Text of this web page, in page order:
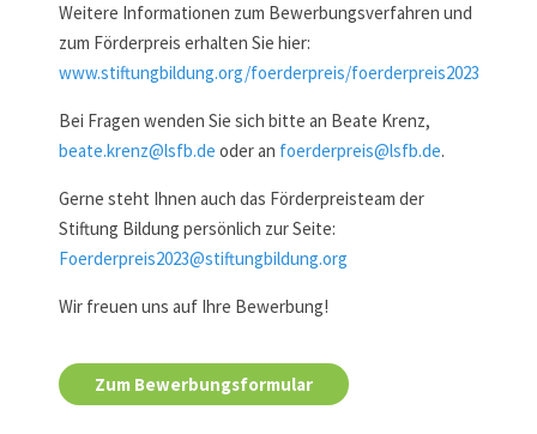
Weitere Informationen zum Bewerbungsverfahren und
zum Förderpreis erhalten Sie hier:
www.stiftungbildung.org/foerderpreis/foerderpreis2023
Bei Fragen wenden Sie sich bitte an Beate Krenz,
beate.krenz@lsfb.de oder an foerderpreis@lsfb.de.
Gerne steht Ihnen auch das Förderpreisteam der
Stiftung Bildung persönlich zur Seite:
Foerderpreis2023@stiftungbildung.org
Wir freuen uns auf Ihre Bewerbung!
Zum Bewerbungsformular